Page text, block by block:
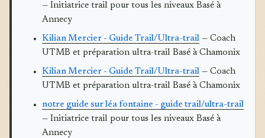
— Initiatrice trail pour tous les niveaux Basé à
Annecy
Kilian Mercier - Guide Trail/Ultra-trail — Coach
UTMB et préparation ultra-trail Basé à Chamonix
Kilian Mercier - Guide Trail/Ultra-trail — Coach
UTMB et préparation ultra-trail Basé à Chamonix
notre guide sur léa fontaine - guide trail/ultra-trail
— Initiatrice trail pour tous les niveaux Basé à
Annecy